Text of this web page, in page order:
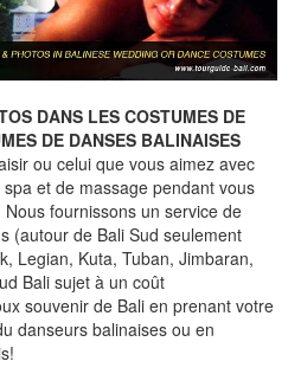
DANS LES COSTUMES DE
DE DANSES BALINAISES
ou celui que vous aimez avec
et de massage pendant vous
fournissons un service de
(autour de Bali Sud seulement
Legian, Kuta, Tuban, Jimbaran,
Bali sujet à un coût
souvenir de Bali en prenant votre
danseurs balinaises ou en